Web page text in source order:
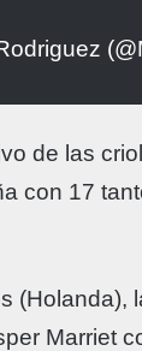
de las
con 17
(Holanda),
Marriet